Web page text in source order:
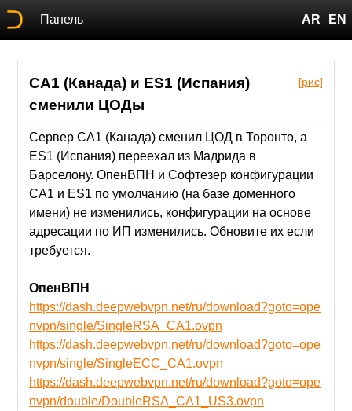
Панель AR EN
[рис]
CA1 (Канада) и ES1 (Испания)
сменили ЦОДы
Сервер CA1 (Канада) сменил ЦОД в Торонто, а
ES1 (Испания) переехал из Мадрида в
Барселону. ОпенВПН и Софтезер конфигурации
CA1 и ES1 по умолчанию (на базе доменного
имени) не изменились, конфигурации на основе
адресации по ИП изменились. Обновите их если
требуется.
ОпенВПН
https://dash.deepwebvpn.net/ru/download?goto=ope
nvpn/single/SingleRSA_CA1.ovpn
https://dash.deepwebvpn.net/ru/download?goto=ope
nvpn/single/SingleECC_CA1.ovpn
https://dash.deepwebvpn.net/ru/download?goto=ope
nvpn/double/DoubleRSA_CA1_US3.ovpn